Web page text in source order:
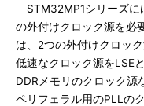
STM32MP1シリーズに
の外付けクロック源を必
は、2つの外付けクロッ
低速なクロック源をLSE
DDRメモリのクロック源
ペリフェラル用のPLLの